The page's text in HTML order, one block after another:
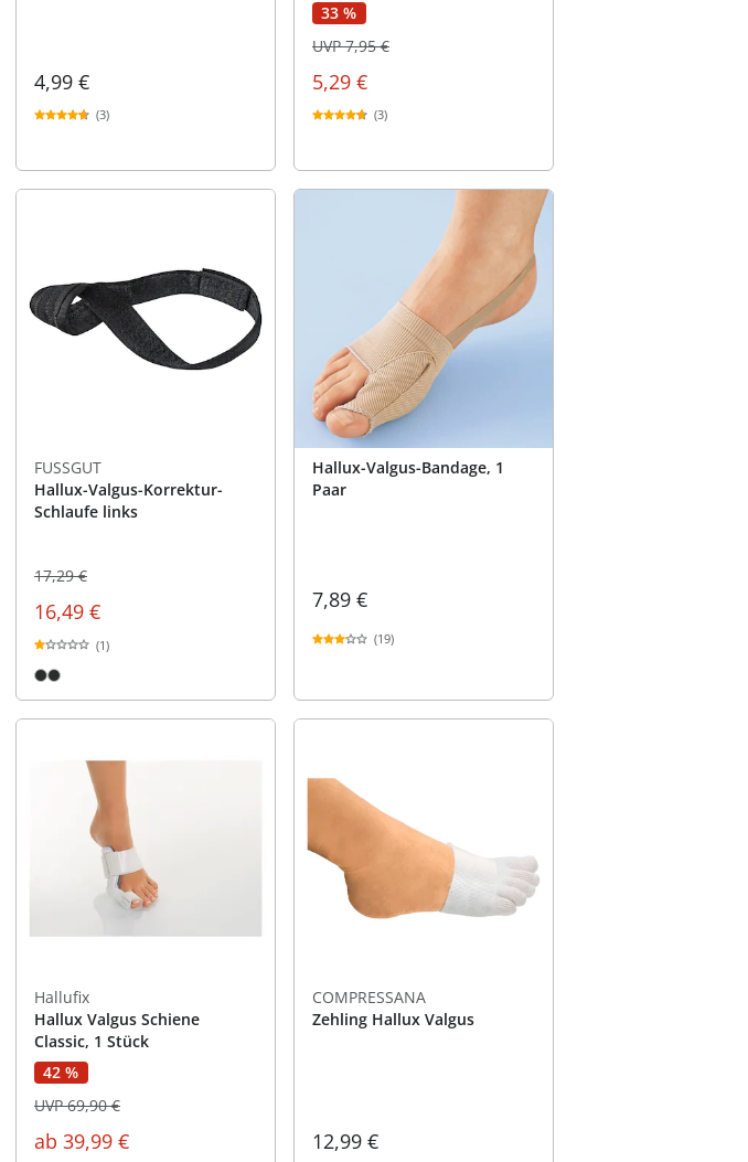
4,99 €
(3)
33 %
5,29 €
UVP 7,95 €
(3)
FUSSGUT
Hallux-Valgus-Korrektur-
Schlaufe links
17,29 €
16,49 €
(1)
Hallux-Valgus-Bandage, 1
Paar
7,89 €
(19)
Hallufix
Hallux Valgus Schiene
Classic, 1 Stück
42 %
ab 39,99 €
UVP 69,90 €
COMPRESSANA
Zehling Hallux Valgus
12,99 €